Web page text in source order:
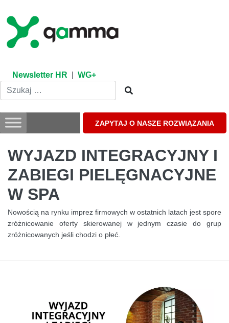
content
Newsletter HR WG+
ZAPYTAJ O NASZE ROZWIĄZANIA
WYJAZD INTEGRACYJNY I
ZABIEGI PIELĘGNACYJNE
W SPA
Nowością na rynku imprez firmowych w ostatnich latach jest spore
zróżnicowanie oferty skierowanej w jednym czasie do grup
zróżnicowanych jeśli chodzi o płeć.